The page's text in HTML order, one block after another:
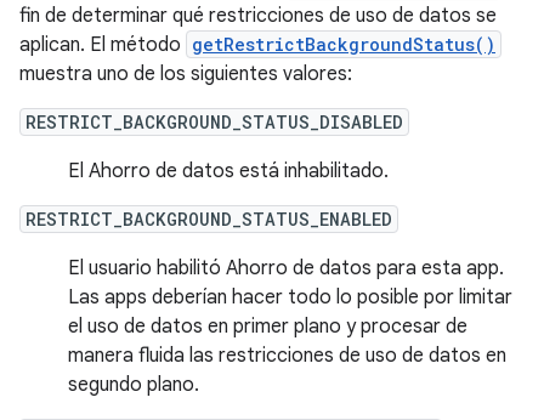
fin de determinar qué restricciones de uso de datos se
aplican. El método getRestrictBackgroundStatus()
muestra uno de los siguientes valores:
RESTRICT_BACKGROUND_STATUS_DISABLED
El Ahorro de datos está inhabilitado.
RESTRICT_BACKGROUND_STATUS_ENABLED
El usuario habilitó Ahorro de datos para esta app.
Las apps deberían hacer todo lo posible por limitar
el uso de datos en primer plano y procesar de
manera fluida las restricciones de uso de datos en
segundo plano.